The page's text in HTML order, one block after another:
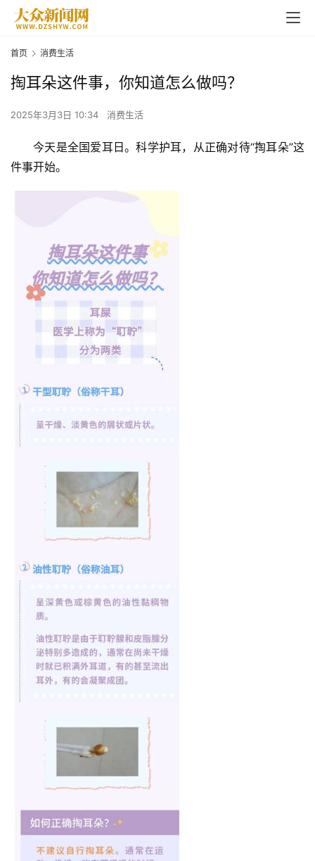
首页 消费生活
掏耳朵这件事，你知道怎么做吗？
2025年3月3日 10:34 消费生活
今天是全国爱耳日。科学护耳，从正确对待“掏耳朵”这
件事开始。